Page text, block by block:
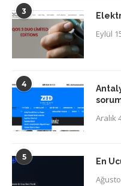
3
Eylül
4
Aralık
5 En